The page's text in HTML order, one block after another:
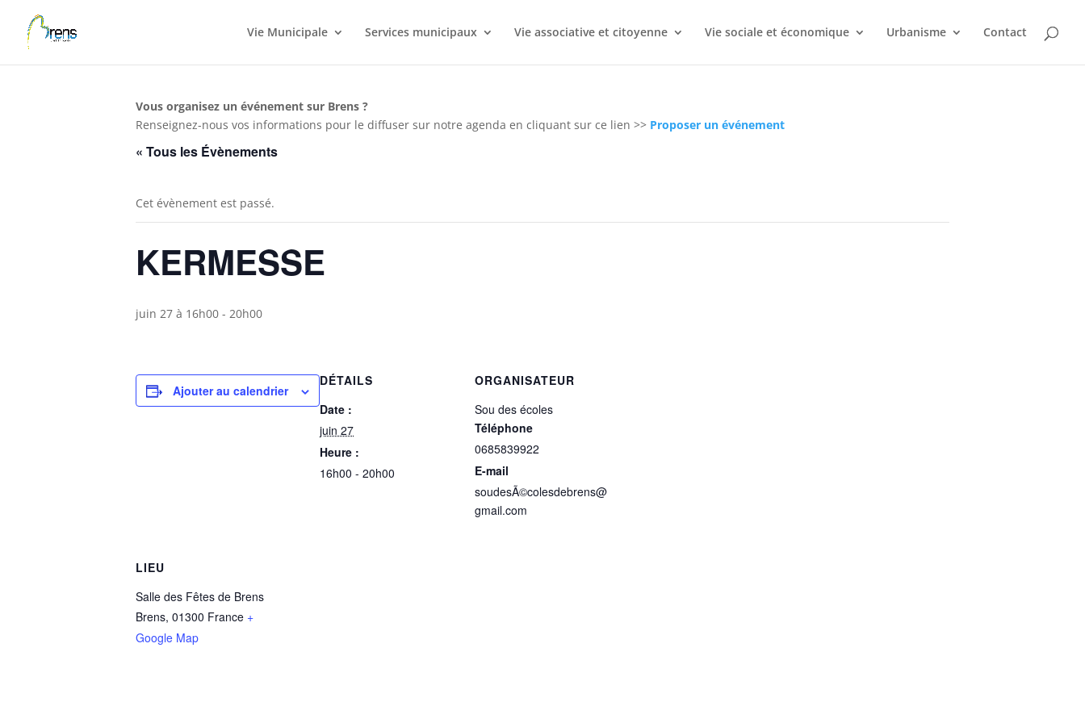
Vie Municipale Services municipaux Vie associative et citoyenne Vie sociale et économique Urbanisme Contact
Vous organisez un événement sur Brens ?
Renseignez-nous vos informations pour le diffuser sur notre agenda en cliquant sur ce lien >> Proposer un événement
« Tous les Évènements
Cet évènement est passé.
KERMESSE
juin 27 à 16h00 - 20h00
Ajouter au calendrier
DÉTAILS
Date :
juin 27
Heure :
16h00 - 20h00
ORGANISATEUR
Sou des écoles
Téléphone
0685839922
E-mail
soudesÃ©colesdebrens@
gmail.com
LIEU
Salle des Fêtes de Brens
Brens, 01300 France +
Google Map